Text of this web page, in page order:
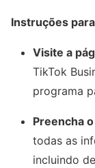
Instruções
Visite a
TikTok
programa
Preencha
todas as
incluindo